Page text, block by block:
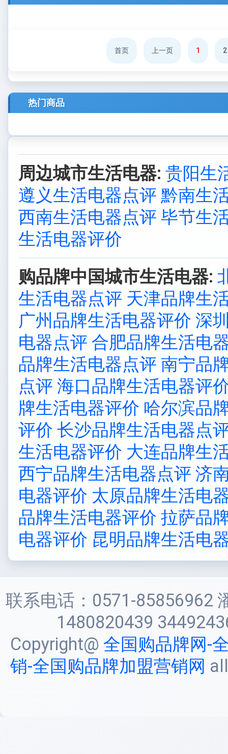
首页 上一页 1 2
热门商品
周边城市生活电器: 贵阳生
遵义生活电器点评 黔南生
西南生活电器点评 毕节生
生活电器评价
购品牌中国城市生活电器:
生活电器点评 天津品牌生
广州品牌生活电器评价 深
电器点评 合肥品牌生活电
品牌生活电器点评 南宁品
点评 海口品牌生活电器评
牌生活电器评价 哈尔滨品
评价 长沙品牌生活电器点
生活电器评价 大连品牌生
西宁品牌生活电器点评 济
电器评价 太原品牌生活电
品牌生活电器评价 拉萨品
电器评价 昆明品牌生活电
联系电话：0571-85856962
1480820439
Copyright@ 全国购品牌网-
销-全国购品牌加盟营销网